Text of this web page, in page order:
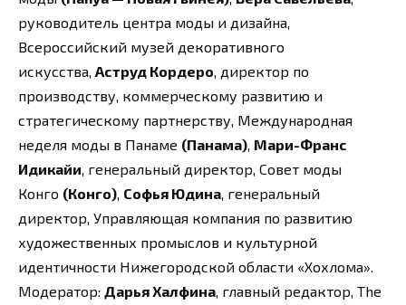
руководитель центра моды и дизайна,
Всероссийский музей декоративного
искусства, Аструд Кордеро , директор по
производству, коммерческому развитию и
стратегическому партнерству, Международная
неделя моды в Панаме (Панама) Мари-Франс
Идикайи , генеральный директор, Совет моды
Конго (Конго) Софья Юдина , генеральный
директор, Управляющая компания по развитию
художественных промыслов и культурной
идентичности Нижегородской области «Хохлома».
Модератор: Дарья Халфина , главный редактор, The